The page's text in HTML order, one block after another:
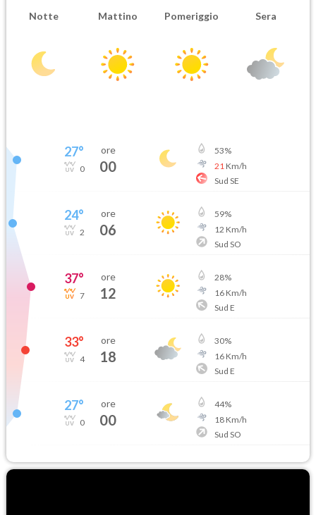
Notte Mattino Pomeriggio Sera
27°
0
ore
00
53%
21 Km/h
Sud SE
24°
2
ore
06
59%
12 Km/h
Sud SO
37°
7
ore
12
28%
16Km/h
Sud E
33°
4
ore
18
30%
16Km/h
Sud E
27°
0
ore
00
44%
18Km/h
Sud SO